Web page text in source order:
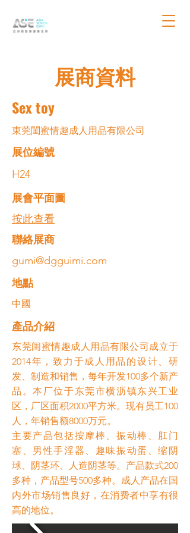
展商資料
Sex toy
東莞閨蜜情趣成人用品有限公司
展位編號
H24
展會平面圖
按此查看
​聯絡展商
gumi@dgguimi.com
​地點
中國
​產品介紹
东莞闺蜜情趣成人用品有限公司成立于
2014年，致力于成人用品的设计、研
发、制造和销售，每年开发100多个新产
品。本厂位于东莞市横沥镇东兴工业
区，厂区面积2000平方米。现有员工100
人，年销售额8000万元。
主要产品包括按摩棒、振动棒、肛门
塞、男性手淫器、趣味振动蛋、缩阴
球、阴茎环、人造阴茎等。产品款式200
多种，产品型号500多种。成人产品在国
内外市场销售良好，在消费者中享有很
高的地位。